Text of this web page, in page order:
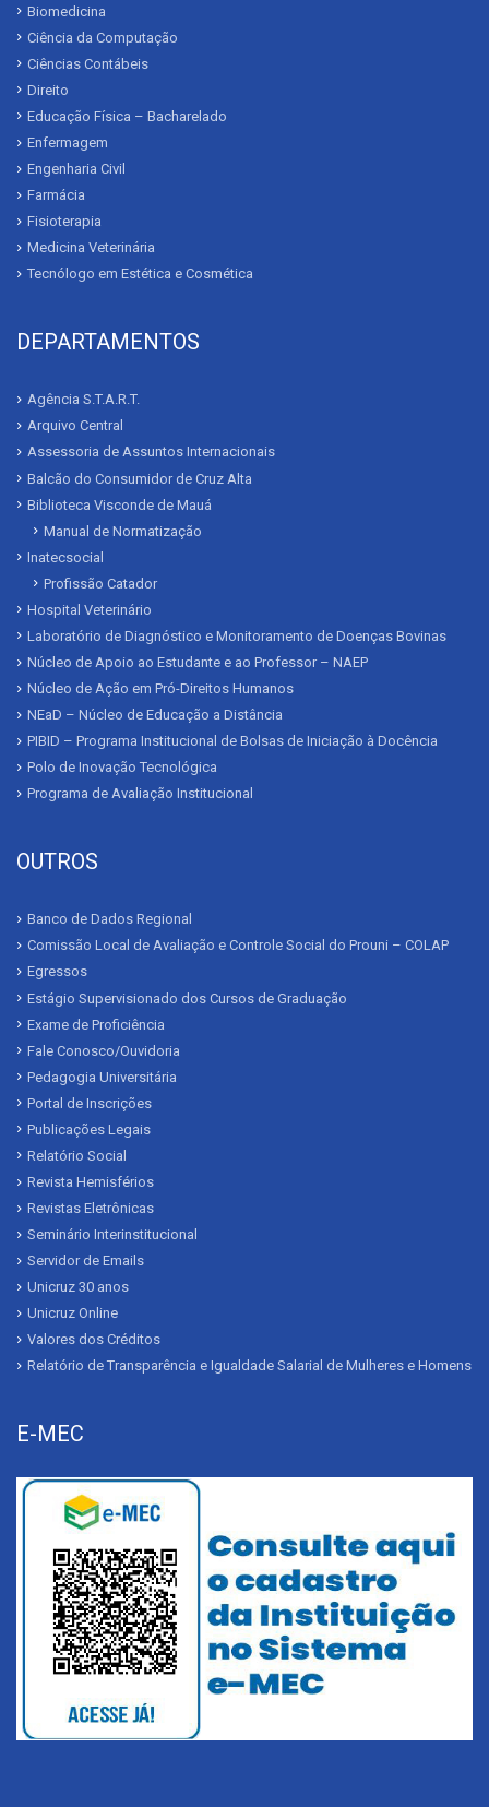
Biomedicina
Ciência da Computação
Ciências Contábeis
Direito
Educação Física – Bacharelado
Enfermagem
Engenharia Civil
Farmácia
Fisioterapia
Medicina Veterinária
Tecnólogo em Estética e Cosmética
DEPARTAMENTOS
Agência S.T.A.R.T.
Arquivo Central
Assessoria de Assuntos Internacionais
Balcão do Consumidor de Cruz Alta
Biblioteca Visconde de Mauá
Manual de Normatização
Inatecsocial
Profissão Catador
Hospital Veterinário
Laboratório de Diagnóstico e Monitoramento de Doenças Bovinas
Núcleo de Apoio ao Estudante e ao Professor – NAEP
Núcleo de Ação em Pró-Direitos Humanos
NEaD – Núcleo de Educação a Distância
PIBID – Programa Institucional de Bolsas de Iniciação à Docência
Polo de Inovação Tecnológica
Programa de Avaliação Institucional
OUTROS
Banco de Dados Regional
Comissão Local de Avaliação e Controle Social do Prouni – COLAP
Egressos
Estágio Supervisionado dos Cursos de Graduação
Exame de Proficiência
Fale Conosco/Ouvidoria
Pedagogia Universitária
Portal de Inscrições
Publicações Legais
Relatório Social
Revista Hemisférios
Revistas Eletrônicas
Seminário Interinstitucional
Servidor de Emails
Unicruz 30 anos
Unicruz Online
Valores dos Créditos
Relatório de Transparência e Igualdade Salarial de Mulheres e Homens
E-MEC